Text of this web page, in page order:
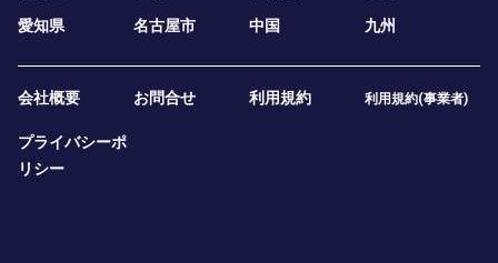
愛知県
名古屋市 中国 九州
会社概要 お問合せ 利用規約 利用規約(事業者)
プライバシーポ
リシー